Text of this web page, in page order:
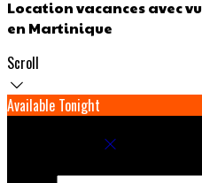
Location vacances avec
en Martinique
Scroll
Available Tonight